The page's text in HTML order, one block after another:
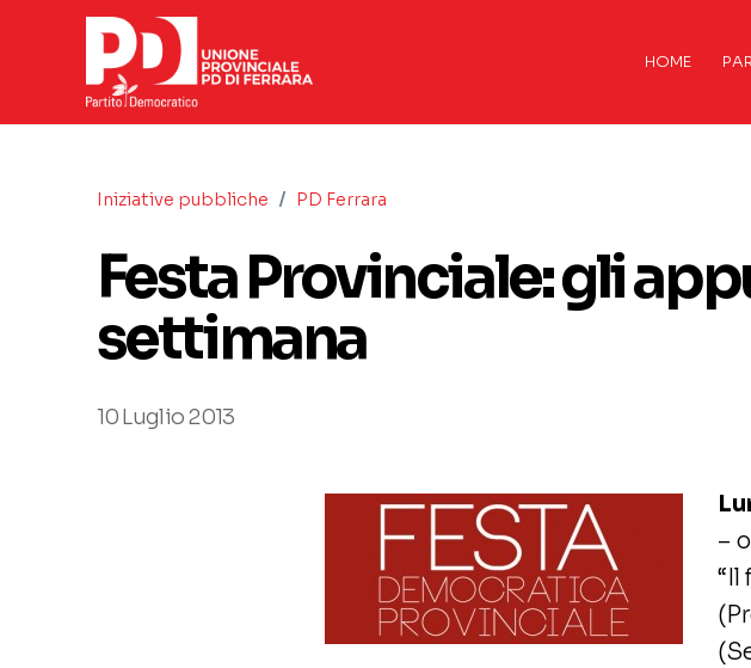
HOME
Iniziative pubbliche / PD Ferrara
Festa Provinciale: gli
settimana
10 Luglio 2013
–
“Il